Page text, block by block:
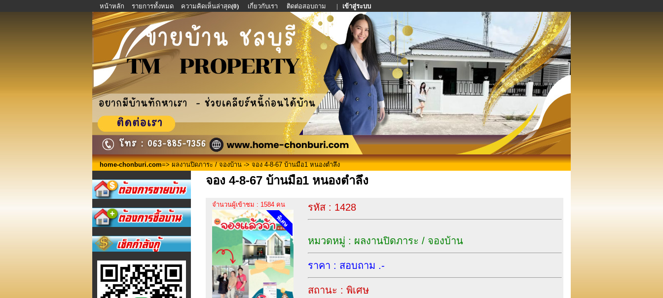
หน้าหลัก รายการทั้งหมด ความคิดเห็นล่าสุด(0) เกี่ยวกับเรา ติดต่อสอบถาม | เข้าสู่ระบบ
home-chonburi.com=> ผลงานปิดภาระ / จองบ้าน -> จอง 4-8-67 บ้านมือ1 หนองตำลึง
จอง 4-8-67 บ้านมือ1 หนองตำลึง
จำนวนผู้เข้าชม : 1584 คน รหัส : 1428
หมวดหมู่ : ผลงานปิดภาระ / จองบ้าน
ราคา : สอบถาม .-
สถานะ : พิเศษ